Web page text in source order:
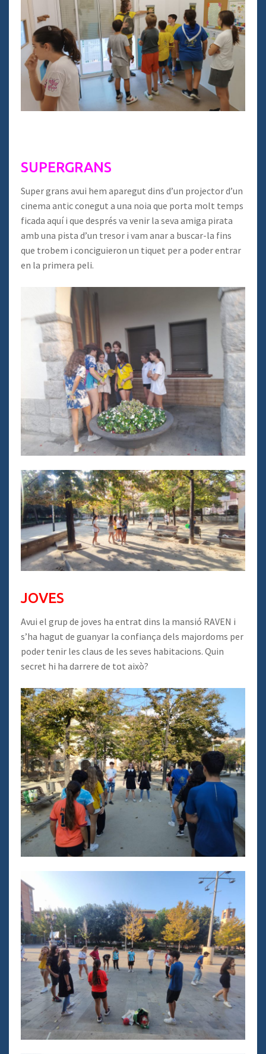
SUPERGRANS
Super grans avui hem aparegut dins d’un projector d’un
cinema antic conegut a una noia que porta molt temps
ficada aquí i que després va venir la seva amiga pirata
amb una pista d’un tresor i vam anar a buscar-la fins
que trobem i conciguieron un tiquet per a poder entrar
en la primera peli.
JOVES
Avui el grup de joves ha entrat dins la mansió RAVEN i
s’ha hagut de guanyar la confiança dels majordoms per
poder tenir les claus de les seves habitacions. Quin
secret hi ha darrere de tot això?